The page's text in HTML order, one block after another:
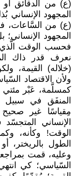
(ع) من الدقائق
المجهود
(ع) من السَّاعات،
المجهود
فحسب الوقت الَّذي
نعرف قدر ذاك
(خلاله) القيمة،
ولأن الاقتصاد
كمسلَّمة، عَبْر مئتي
المنفَق في سبيل
مِقياسًا غير صحيح
الإنساني
الوقت! وكأنه،
الطول بالريختر،
وعليه، قمت
السّياسي؛ كي